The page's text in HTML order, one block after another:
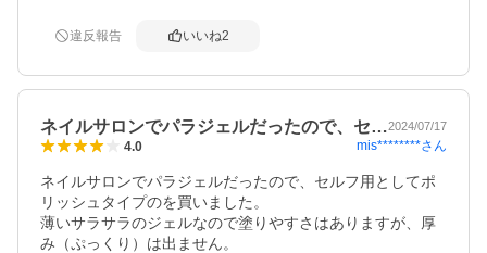
違反報告 いいね2
ネイルサロンでパラジェルだったので、セ…2024/07/17
4.0 mis********さん
ネイルサロンでパラジェルだったので、セルフ用としてポ
リッシュタイプのを買いました。
薄いサラサラのジェルなので塗りやすさはありますが、厚
み（ぷっくり）は出ません。